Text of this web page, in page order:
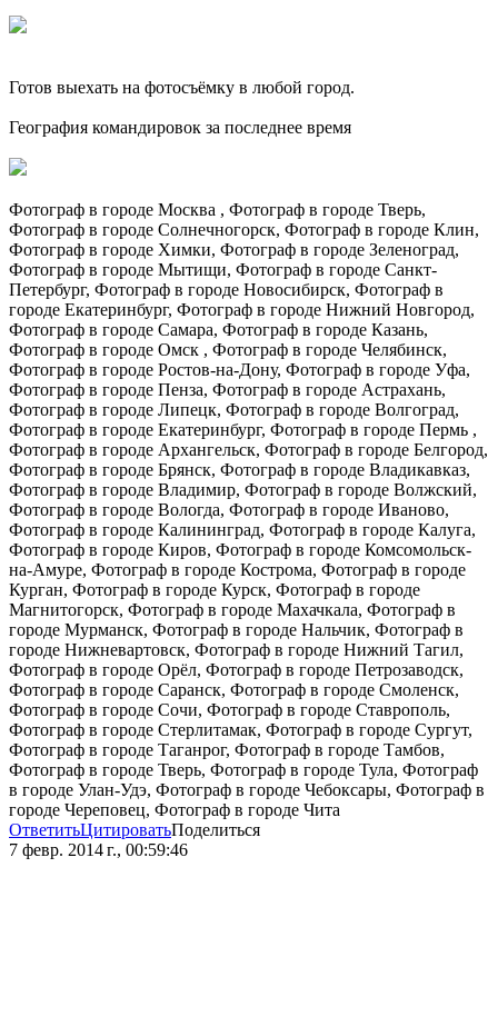
Готов выехать на фотосъёмку в любой город.
География командировок за последнее время
Фотограф в городе Москва , Фотограф в городе Тверь,
Фотограф в городе Солнечногорск, Фотограф в городе Клин,
Фотограф в городе Химки, Фотограф в городе Зеленоград,
Фотограф в городе Мытищи, Фотограф в городе Санкт-
Петербург, Фотограф в городе Новосибирск, Фотограф в
городе Екатеринбург, Фотограф в городе Нижний Новгород,
Фотограф в городе Самара, Фотограф в городе Казань,
Фотограф в городе Омск , Фотограф в городе Челябинск,
Фотограф в городе Ростов-на-Дону, Фотограф в городе Уфа,
Фотограф в городе Пенза, Фотограф в городе Астрахань,
Фотограф в городе Липецк, Фотограф в городе Волгоград,
Фотограф в городе Екатеринбург, Фотограф в городе Пермь ,
Фотограф в городе Архангельск, Фотограф в городе Белгород,
Фотограф в городе Брянск, Фотограф в городе Владикавказ,
Фотограф в городе Владимир, Фотограф в городе Волжский,
Фотограф в городе Вологда, Фотограф в городе Иваново,
Фотограф в городе Калининград, Фотограф в городе Калуга,
Фотограф в городе Киров, Фотограф в городе Комсомольск-
на-Амуре, Фотограф в городе Кострома, Фотограф в городе
Курган, Фотограф в городе Курск, Фотограф в городе
Магнитогорск, Фотограф в городе Махачкала, Фотограф в
городе Мурманск, Фотограф в городе Нальчик, Фотограф в
городе Нижневартовск, Фотограф в городе Нижний Тагил,
Фотограф в городе Орёл, Фотограф в городе Петрозаводск,
Фотограф в городе Саранск, Фотограф в городе Смоленск,
Фотограф в городе Сочи, Фотограф в городе Ставрополь,
Фотограф в городе Стерлитамак, Фотограф в городе Сургут,
Фотограф в городе Таганрог, Фотограф в городе Тамбов,
Фотограф в городе Тверь, Фотограф в городе Тула, Фотограф
в городе Улан-Удэ, Фотограф в городе Чебоксары, Фотограф в
городе Череповец, Фотограф в городе Чита
ОтветитьЦитироватьПоделиться
7 февр. 2014 г., 00:59:46